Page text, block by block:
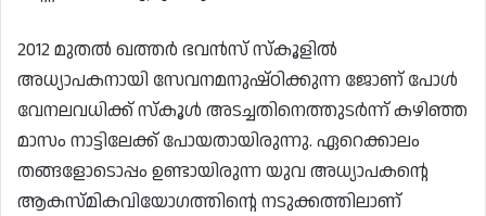
2012 മുതൽ ഖത്തർ ഭവൻസ് സ്‌കൂളിൽ
അധ്യാപകനായി സേവനമനുഷ്ഠിക്കുന്ന ജോണ് പോൾ
വേനലവധിക്ക് സ്‌കൂൾ അടച്ചതിനെത്തുടർന്ന് കഴിഞ്ഞ
മാസം നാട്ടിലേക്ക് പോയതായിരുന്നു. ഏറെക്കാലം
തങ്ങളോടൊപ്പം ഉണ്ടായിരുന്ന യുവ അധ്യാപകന്റെ
ആകസ്മികവിയോഗത്തിന്റെ നടുക്കത്തിലാണ്